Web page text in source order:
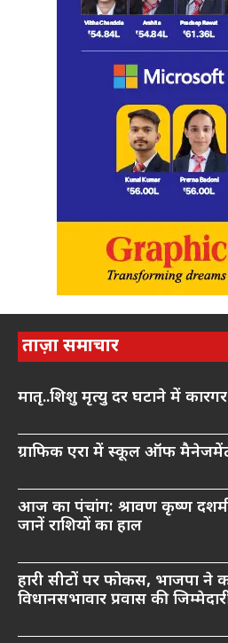
ताज़ा समाचार
मातृ..शिशु मृत्यु दर घटाने में
ग्राफिक एरा में स्कूल ऑफ
आज का पंचांग: श्रावण कृष्ण
जानें राशियों का हाल
हारी सीटों पर फोकस, भाजपा ने
विधानसभावार प्रवास की